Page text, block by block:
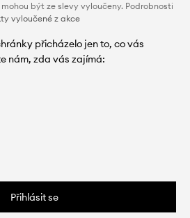
být ze slevy vyloučeny. Podrobnosti
vyloučené z akce
přicházelo jen to, co vás
nám, zda vás zajímá:
Přihlásit se